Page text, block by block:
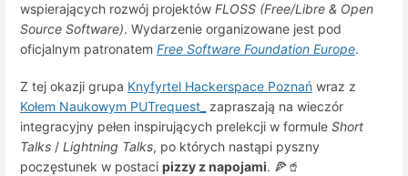
wspierających rozwój projektów FLOSS (Free/Libre & Open
Source Software). Wydarzenie organizowane jest pod
oficjalnym patronatem Free Software Foundation Europe.
Z tej okazji grupa Knyfyrtel Hackerspace Poznań wraz z
Kołem Naukowym PUTrequest_
zapraszają na wieczór
integracyjny pełen inspirujących prelekcji w formule Short
Talks / Lightning Talks, po których nastąpi pyszny
poczęstunek w postaci pizzy z napojami. 🍕🥤